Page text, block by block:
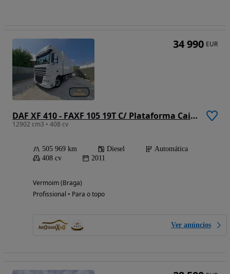
DAF XF 410 - FAXF 105 19T C/ Plataforma Caixa Isotérmica
12902 cm3 • 408 cv
505 969 km Diesel
Automática
408 cv
2011
Vermoim (Braga)
Profissional • Para o topo
Ver anúncios
34 990 EUR